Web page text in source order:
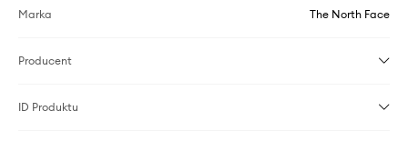
Marka The North Face
Producent
ID Produktu